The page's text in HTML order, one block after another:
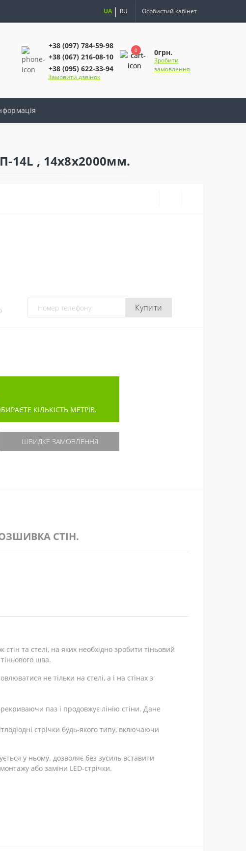
UA RU Особистий кабінет
+38 (097) 784-59-98
+38 (067) 216-08-10
+38 (095) 622-33-94
Замовити дзвінок
0 0грн.
Зробити
замовлення
14L , 14х8x2000мм.
Купити
КІЛЬКІСТЬ МЕТРІВ.
ШВИДКЕ ЗАМОВЛЕННЯ
СТІН.
та стелі, на яких необхідно зробити тіньовий
шва.
не тільки на стелі, а і на стінах з
паз і продовжує лінію стіни. Дане
стрічки будь-якого типу, включаючи
у ньому. дозволяє без зусиль вставити
або заміни LED-стрічки.